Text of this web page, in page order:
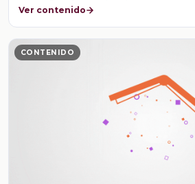
Ver contenido
CONTENIDO